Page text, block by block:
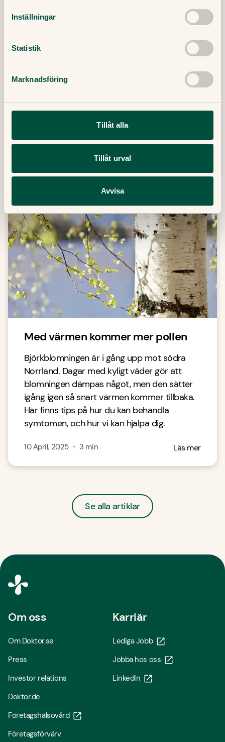
Inställningar
Statistik
Marknadsföring
Tillåt alla
Tillåt urval
Avvisa
Därför kan det vara svårt att gå ner
i vikt
Att gå ner i vikt är sällan så enkelt som att
bara bestämma sig. Allt fler förstår idag att
kroppsvikten påverkas av mycket mer än vilja
och disciplin. Filip Saxena är specialistläkare i
allmänmedicin på Doktor.se och svarar på
frågor om viktnedgång.
Med värmen kommer mer pollen
Björkblomningen är i gång upp mot södra
Norrland. Dagar med kyligt väder gör att
blomningen dämpas något, men den sätter
igång igen så snart värmen kommer tillbaka.
Här finns tips på hur du kan behandla
symtomen, och hur vi kan hjälpa dig.
10 April, 2025・ 3 min Läs mer
Se alla artiklar
Om oss
Om Doktor.se
Press
Investor relations
Doktor.de
Företagshälsovård
Företagsförvärv
Karriär
Lediga Jobb
Jobba hos oss
LinkedIn